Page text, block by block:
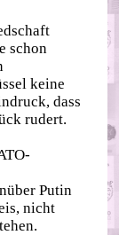
schon
keine
dass
rudert.
Putin
nicht